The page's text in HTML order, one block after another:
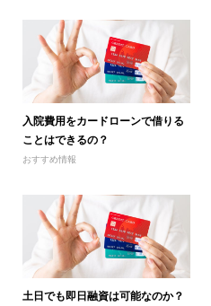
入院費用をカードローンで借りる
ことはできるの？
おすすめ情報
土日でも即日融資は可能なのか？